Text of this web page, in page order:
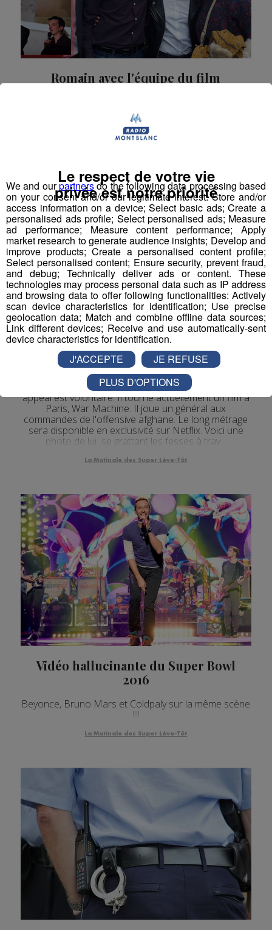
Romain avec l'équipe du film
Vous avez aimé le film ?
La Matinale des Super Lève-Tôt
Brad Pitt toujours aussi sexy ??
Cheveux gris, short de sport remonté jusqu'au
nombril, Brad Pitt n'a plus vraiment de quoi affoler les
femmes. Mais que l'on se rassure, l'absence de sex-
appeal est volontaire. Il tourne actuellement un film à
Paris, War Machine. Il joue un général aux
commandes de l'offensive afghane. Le long métrage
sera disponible en exclusivité sur Netflix. Voici une
photo de lui se grattant les fesses à trav...
La Matinale des Super Lève-Tôt
Vidéo hallucinante du Super Bowl
2016
Beyonce, Bruno Mars et Coldpaly sur la même scène
!!!!
La Matinale des Super Lève-Tôt
We and ourpartnersdo the following data processing based
on your consent and/or our legitimate interest: Store and/or
access information on a device; Select basic ads; Create a
personalised ads profile; Select personalised ads; Measure
ad performance; Measure content performance; Apply
market research to generate audience insights; Develop and
improve products; Create a personalised content profile;
Select personalised content; Ensure security, prevent fraud,
and debug; Technically deliver ads or content. These
technologies may process personal data such as IP address
and browsing data to offer following functionalities: Actively
scan device characteristics for identification; Use precise
geolocation data; Match and combine offline data sources;
Link different devices; Receive and use automatically-sent
device characteristics for identification.
Le respect de votre vie
privée est notre priorité
J'ACCEPTE
JE REFUSE
PLUS D'OPTIONS